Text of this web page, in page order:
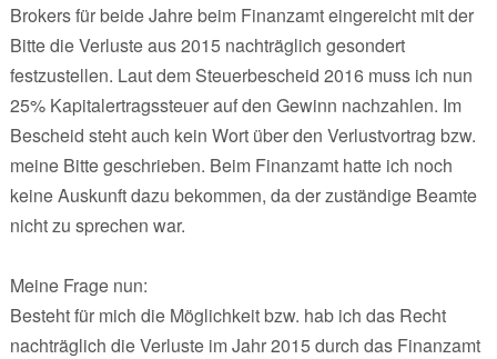
Brokers für beide Jahre beim Finanzamt eingereicht mit der
Bitte die Verluste aus 2015 nachträglich gesondert
festzustellen. Laut dem Steuerbescheid 2016 muss ich nun
25% Kapitalertragssteuer auf den Gewinn nachzahlen. Im
Bescheid steht auch kein Wort über den Verlustvortrag bzw.
meine Bitte geschrieben. Beim Finanzamt hatte ich noch
keine Auskunft dazu bekommen, da der zuständige Beamte
nicht zu sprechen war.
Meine Frage nun:
Besteht für mich die Möglichkeit bzw. hab ich das Recht
nachträglich die Verluste im Jahr 2015 durch das Finanzamt